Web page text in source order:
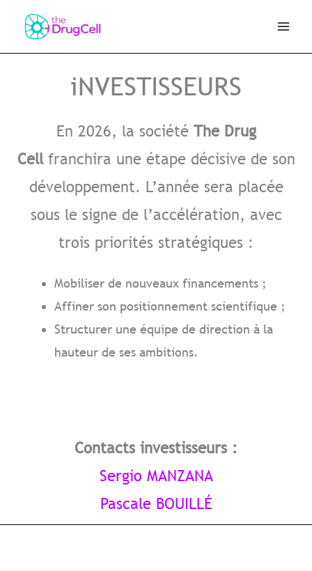
iNVESTISSEURS
En 2026, la société The Drug
Cellfranchira une étape décisive de son
développement. L’année sera placée
sous le signe de l’accélération, avec
trois priorités stratégiques :
Mobiliser de nouveaux financements ;
Affiner son positionnement scientifique ;
Structurer une équipe de direction à la
hauteur de ses ambitions.
Contacts investisseurs :
Sergio MANZANA
Pascale BOUILLÉ